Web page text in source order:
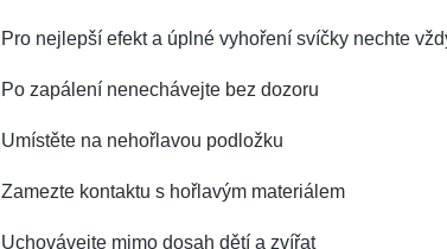
Pro nejlepší efekt a úplné vyhoření svíčky nechte
Po zapálení nenechávejte bez dozoru
Umístěte na nehořlavou podložku
Zamezte kontaktu s hořlavým materiálem
Uchovávejte mimo dosah dětí a zvířat